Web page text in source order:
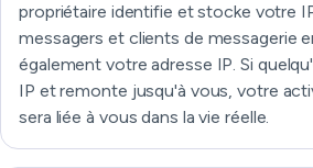
propriétaire identifie et stocke votre
messagers et clients de messagerie
également votre adresse IP. Si
IP et remonte jusqu'à vous, votre
sera liée à vous dans la vie réelle.